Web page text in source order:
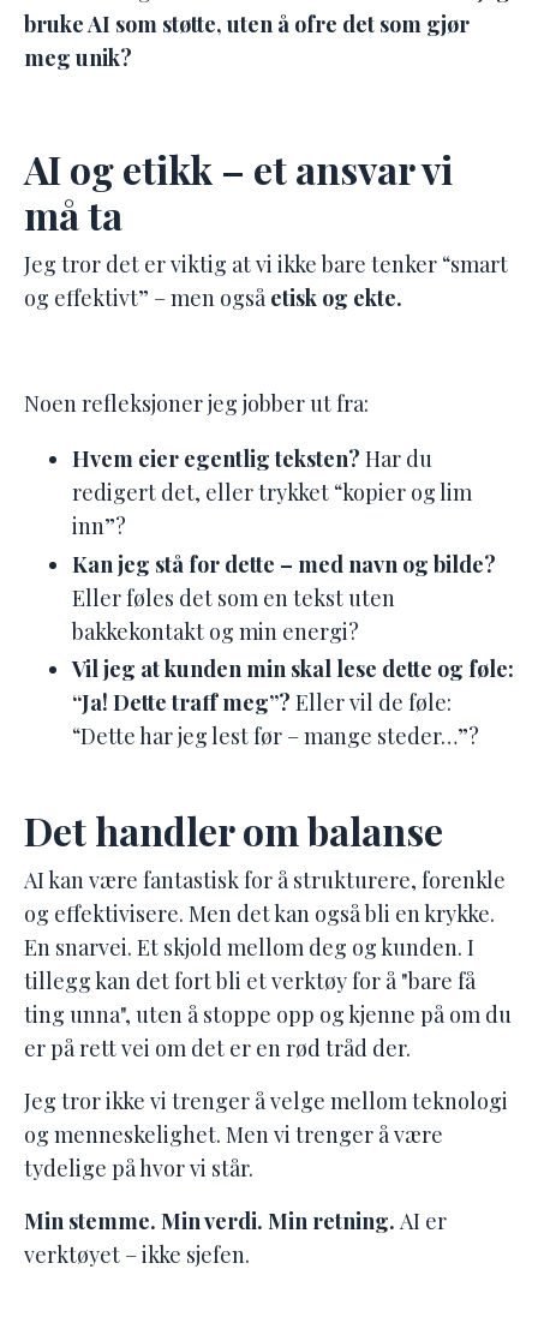
bruke AI som støtte, uten å ofre det som gjør
meg unik?
AI og etikk – et ansvar vi
må ta
Jeg tror det er viktig at vi ikke bare tenker “smart
og effektivt” – men ogsåetisk og ekte.
Noen refleksjoner jeg jobber ut fra:
Hvem eier egentlig teksten? Har du
redigert det, eller trykket “kopier og lim
inn”?
Kan jeg stå for dette – med navn og bilde?
Eller føles det som en tekst uten
bakkekontakt og min energi?
Vil jeg at kunden min skal lese dette og føle:
“Ja! Dette traff meg”? Eller vil de føle:
“Dette har jeg lest før – mange steder…”?
Det handler om balanse
AI kan være fantastisk for å strukturere, forenkle
og effektivisere. Men det kan også bli en krykke.
En snarvei. Et skjold mellom deg og kunden. I
tillegg kan det fort bli et verktøy for å "bare få
ting unna", uten å stoppe opp og kjenne på om du
er på rett vei om det er en rød tråd der.
Jeg tror ikke vi trenger å velge mellom teknologi
og menneskelighet. Men vi trenger å være
tydelige på hvor vi står.
Min stemme. Min verdi. Min retning. AI er
verktøyet – ikke sjefen.